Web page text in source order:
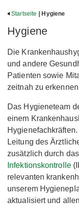
Startseite | Hygiene
Hygiene
Die
und andere
Patienten sowie
zeitnah zu
Das Hygieneteam
einem
Leitung des
zusätzlich durch das
Infektionskontrolle
relevanten
unserem
aktualisiert und